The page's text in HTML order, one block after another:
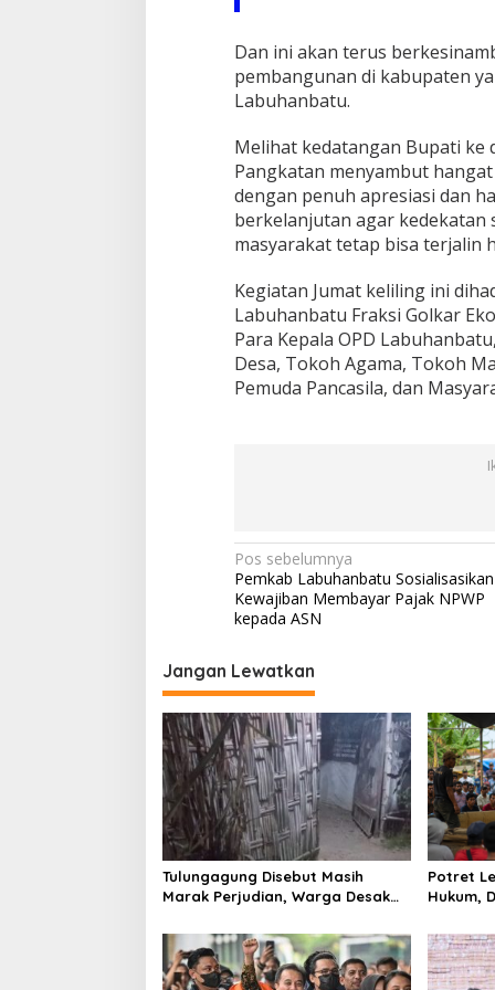
n
M
a
a
r
a
k
a
t
e
l
a
u
i
Dan ini akan terus
pembangunan di kabupaten
Labuhanbatu.
Melihat kedatangan Bupati ke
Pangkatan menyambut
dengan penuh apresiasi dan
berkelanjutan agar kedekatan
masyarakat tetap bisa terjalin
Kegiatan Jumat keliling ini
Labuhanbatu Fraksi Golkar
Para Kepala OPD
Desa, Tokoh Agama, Tokoh
Pemuda Pancasila, dan
N
a
v
i
g
a
s
i
p
o
s
Pos sebelumnya
Pemkab Labuhanbatu Sosialisasikan
Kewajiban Membayar Pajak NPWP
kepada ASN
Jangan Lewatkan
Tulungagung Disebut Masih
Marak Perjudian, Warga Desak
Dugaan Beking
Potret
Hukum,